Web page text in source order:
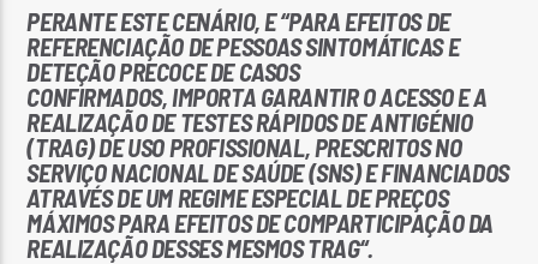
PERANTE ESTE CENÁRIO, E “PARA EFEITOS DE
REFERENCIAÇÃO DE PESSOAS SINTOMÁTICAS E
DETEÇÃO PRECOCE DE CASOS
CONFIRMADOS, IMPORTA GARANTIR O ACESSO E A
REALIZAÇÃO DE TESTES RÁPIDOS DE ANTIGÉNIO
(TRAG) DE USO PROFISSIONAL, PRESCRITOS NO
SERVIÇO NACIONAL DE SAÚDE (SNS) E FINANCIADOS
ATRAVÉS DE UM REGIME ESPECIAL DE PREÇOS
MÁXIMOS PARA EFEITOS DE COMPARTICIPAÇÃO DA
REALIZAÇÃO DESSES MESMOS TRAG“.